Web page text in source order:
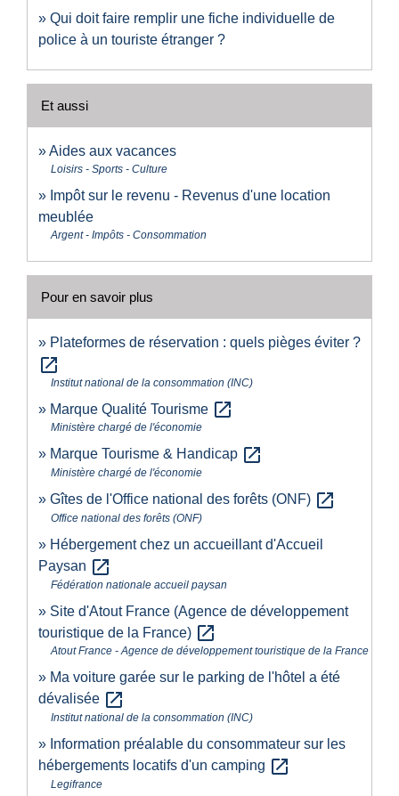
Qui doit faire remplir une fiche individuelle de
police à un touriste étranger ?
Et aussi
Aides aux vacances
Loisirs - Sports - Culture
Impôt sur le revenu - Revenus d'une location
meublée
Argent - Impôts - Consommation
Pour en savoir plus
Plateformes de réservation : quels pièges éviter ?
open_in_new
Institut national de la consommation (INC)
Marque Qualité Tourisme open_in_new
Ministère chargé de l'économie
Marque Tourisme & Handicap open_in_new
Ministère chargé de l'économie
Gîtes de l'Office national des forêts (ONF) open_in_new
Office national des forêts (ONF)
Hébergement chez un accueillant d'Accueil
Paysan open_in_new
Fédération nationale accueil paysan
Site d'Atout France (Agence de développement
touristique de la France) open_in_new
Atout France - Agence de développement touristique de la France
Ma voiture garée sur le parking de l'hôtel a été
dévalisée open_in_new
Institut national de la consommation (INC)
Information préalable du consommateur sur les
hébergements locatifs d'un camping open_in_new
Legifrance